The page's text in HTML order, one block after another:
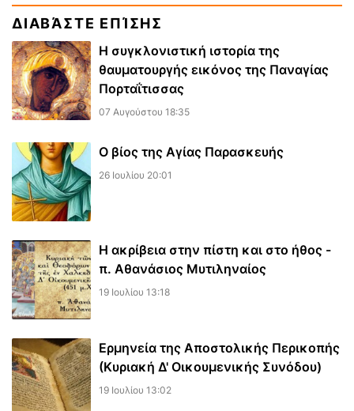
ΔΙΑΒΆΣΤΕ ΕΠΊΣΗΣ
Η συγκλονιστική ιστορία της
θαυματουργής εικόνος της Παναγίας
Πορταΐτισσας
07 Αυγούστου 18:35
Ο βίος της Αγίας Παρασκευής
26 Ιουλίου 20:01
Η ακρίβεια στην πίστη και στο ήθος -
π. Αθανάσιος Μυτιληναίος
19 Ιουλίου 13:18
Ερμηνεία της Αποστολικής Περικοπής
(Κυριακή Δ' Οικουμενικής Συνόδου)
19 Ιουλίου 13:02